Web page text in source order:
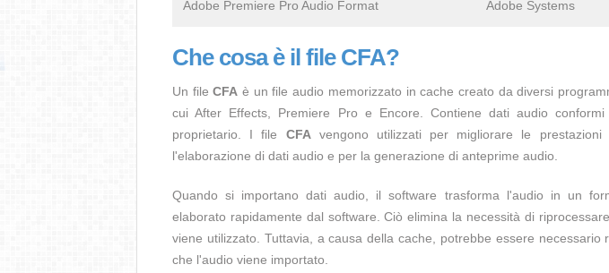
Adobe Premiere Pro Audio Format Adobe Systems
Che cosa è il file CFA?
Un fileCFA è un file audio memorizzato in cache creato da diversi
cui After Effects, Premiere Pro e Encore. Contiene dati audio
proprietario. I file CFAvengono utilizzati per migliorare le prestazioni
l'elaborazione di dati audio e per la generazione di anteprime audio.
Quando si importano dati audio, il software trasforma l'audio in un
elaborato rapidamente dal software. Ciò elimina la necessità di
viene utilizzato. Tuttavia, a causa della cache, potrebbe essere necessario
che l'audio viene importato.